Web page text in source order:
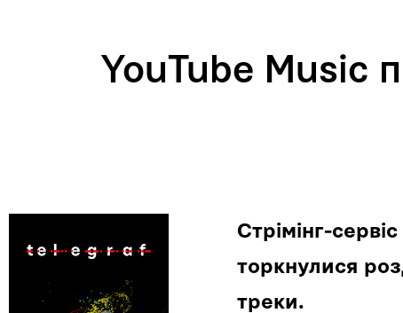
YouTube Music
Стрімінг-
торкнулися
треки.